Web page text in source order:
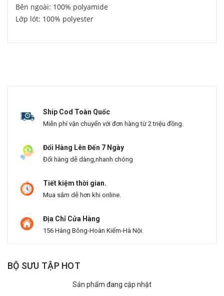
Bên ngoài: 100% polyamide
Lớp lót: 100% polyester
Ship Cod Toàn Quốc
Miễn phí vận chuyển với đơn hàng từ 2 triệu đồng.
Đổi Hàng Lên Đến 7 Ngày
Đổi hàng dễ dàng,nhanh chóng
Tiết kiệm thời gian.
Mua sắm dễ hơn khi online.
Địa Chỉ Cửa Hàng
156 Hàng Bông-Hoàn Kiếm-Hà Nội.
BỘ SƯU TẬP HOT
Sản phẩm đang cập nhật